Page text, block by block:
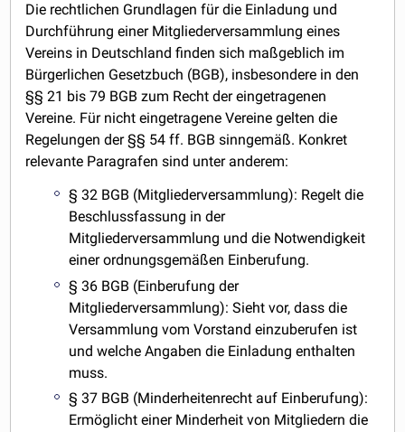
Die rechtlichen Grundlagen für die Einladung und
Durchführung einer Mitgliederversammlung eines
Vereins in Deutschland finden sich maßgeblich im
Bürgerlichen Gesetzbuch (BGB), insbesondere in den
§§ 21 bis 79 BGB zum Recht der eingetragenen
Vereine. Für nicht eingetragene Vereine gelten die
Regelungen der §§ 54 ff. BGB sinngemäß. Konkret
relevante Paragrafen sind unter anderem:
§ 32 BGB (Mitgliederversammlung): Regelt die
Beschlussfassung in der
Mitgliederversammlung und die Notwendigkeit
einer ordnungsgemäßen Einberufung.
§ 36 BGB (Einberufung der
Mitgliederversammlung): Sieht vor, dass die
Versammlung vom Vorstand einzuberufen ist
und welche Angaben die Einladung enthalten
muss.
§ 37 BGB (Minderheitenrecht auf Einberufung):
Ermöglicht einer Minderheit von Mitgliedern die